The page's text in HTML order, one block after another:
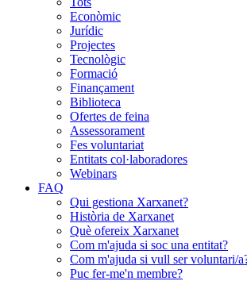
Econòmic
Jurídic
Projectes
Tecnològic
Formació
Finançament
Biblioteca
Ofertes de feina
Assessorament
Fes voluntariat
Entitats col·laboradores
Webinars
FAQ
Qui gestiona Xarxanet?
Història de Xarxanet
Què ofereix Xarxanet
Com m'ajuda si soc una entitat?
Com m'ajuda si vull ser voluntari/
Puc fer-me'n membre?